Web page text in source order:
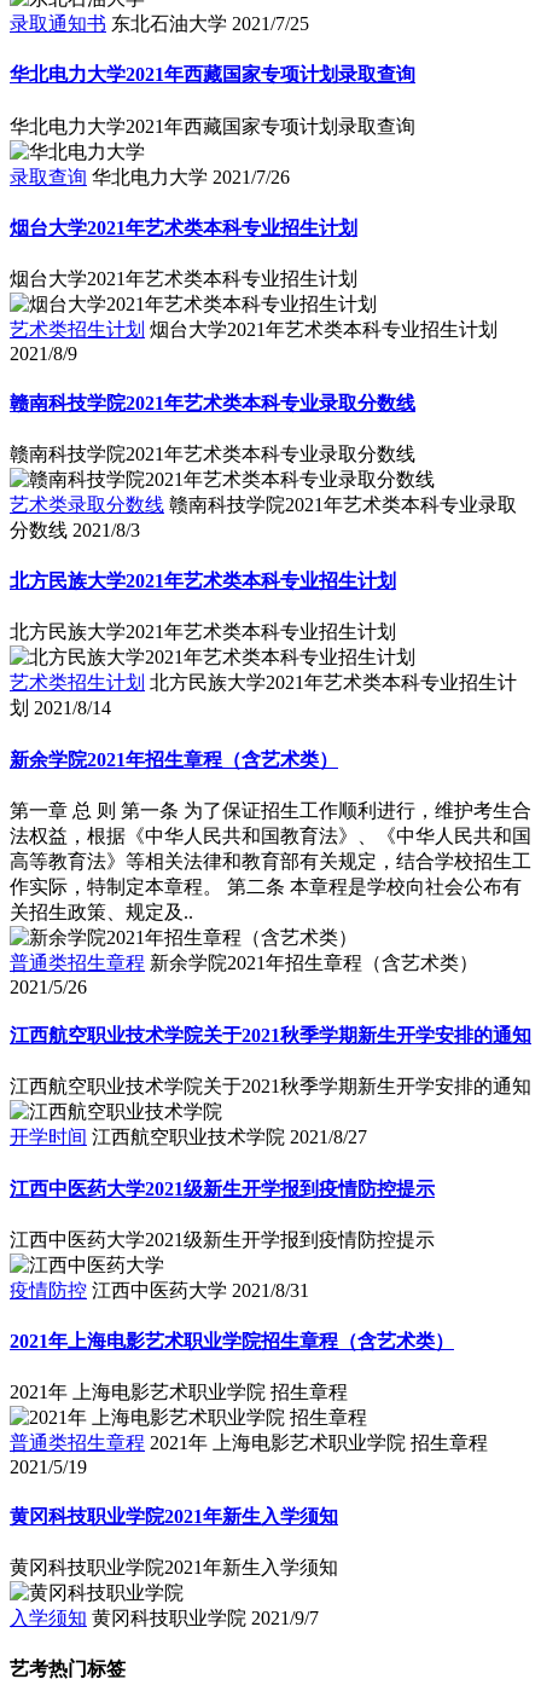
录取通知书 东北石油大学 2021/7/25
华北电力大学2021年西藏国家专项计划录取查询
华北电力大学2021年西藏国家专项计划录取查询
录取查询 华北电力大学 2021/7/26
烟台大学2021年艺术类本科专业招生计划
烟台大学2021年艺术类本科专业招生计划
艺术类招生计划 烟台大学2021年艺术类本科专业招生计划
2021/8/9
赣南科技学院2021年艺术类本科专业录取分数线
赣南科技学院2021年艺术类本科专业录取分数线
艺术类录取分数线 赣南科技学院2021年艺术类本科专业录取
分数线 2021/8/3
北方民族大学2021年艺术类本科专业招生计划
北方民族大学2021年艺术类本科专业招生计划
艺术类招生计划 北方民族大学2021年艺术类本科专业招生计
划 2021/8/14
新余学院2021年招生章程（含艺术类）
第一章 总 则 第一条 为了保证招生工作顺利进行，维护考生合
法权益，根据《中华人民共和国教育法》、《中华人民共和国
高等教育法》等相关法律和教育部有关规定，结合学校招生工
作实际，特制定本章程。 第二条 本章程是学校向社会公布有
关招生政策、规定及..
普通类招生章程 新余学院2021年招生章程（含艺术类）
2021/5/26
江西航空职业技术学院关于2021秋季学期新生开学安排的通知
江西航空职业技术学院关于2021秋季学期新生开学安排的通知
开学时间 江西航空职业技术学院 2021/8/27
江西中医药大学2021级新生开学报到疫情防控提示
江西中医药大学2021级新生开学报到疫情防控提示
疫情防控 江西中医药大学 2021/8/31
2021年上海电影艺术职业学院招生章程（含艺术类）
2021年 上海电影艺术职业学院 招生章程
普通类招生章程 2021年 上海电影艺术职业学院 招生章程
2021/5/19
黄冈科技职业学院2021年新生入学须知
黄冈科技职业学院2021年新生入学须知
入学须知 黄冈科技职业学院 2021/9/7
艺考热门标签